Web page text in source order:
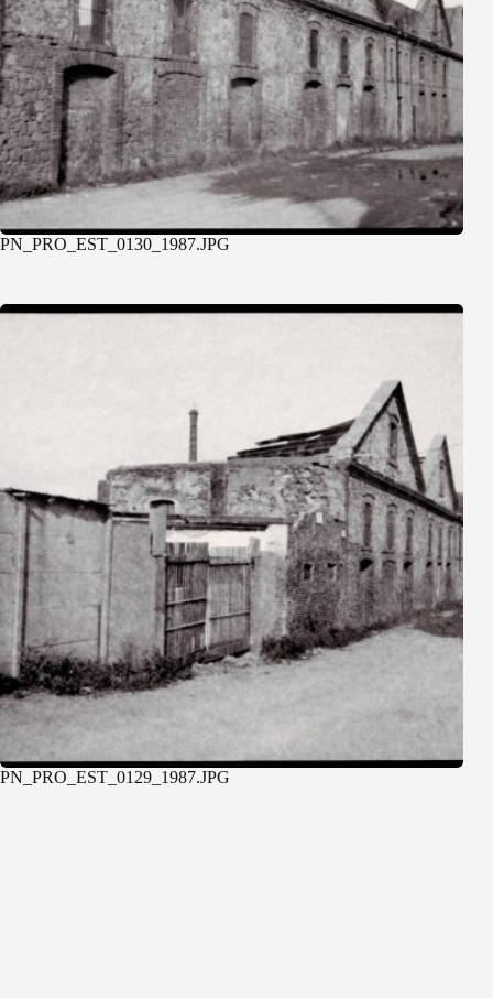
PN_PRO_EST_0130_1987.JPG
PN_PRO_EST_0129_1987.JPG